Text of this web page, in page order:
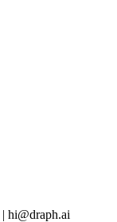
| hi@draph.ai